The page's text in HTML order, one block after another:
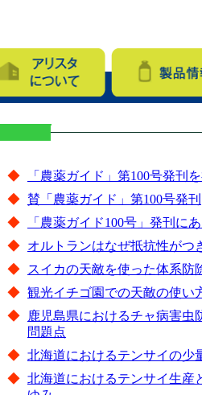
◆ 「農薬ガイド」第100号発刊
◆ 賛「農薬ガイド」第100号発刊
◆
「農薬ガイド100号」発刊に
◆ オルトランはなぜ抵抗性がつ
◆
スイカの天敵を使った体系防
◆ 観光イチゴ園での天敵の使い
◆
鹿児島県におけるチャ病害虫
問題点
◆ 北海道におけるテンサイの少
◆ 北海道におけるテンサイ生産